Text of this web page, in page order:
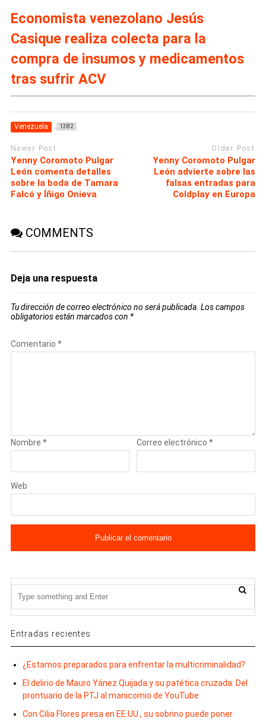
Economista venezolano Jesús
Casique realiza colecta para la
compra de insumos y medicamentos
tras sufrir ACV
Venezuela 1382
Newer Post
Yenny Coromoto Pulgar
León comenta detalles
sobre la boda de Tamara
Falcó y Íñigo Onieva
Older Post
Yenny Coromoto Pulgar
León advierte sobre las
falsas entradas para
Coldplay en Europa
COMMENTS
Deja una respuesta
Tu dirección de correo electrónico no será publicada. Los campos
obligatorios están marcados con *
Comentario *
Nombre * Correo electrónico*
Web
Entradas recientes
¿Estamos preparados para enfrentar la multicriminalidad?
El delirio de Mauro Yánez Quijada y su patética cruzada: Del
prontuario de la PTJ al manicomio de YouTube
Con Cilia Flores presa en EE.UU., su sobrino puede poner